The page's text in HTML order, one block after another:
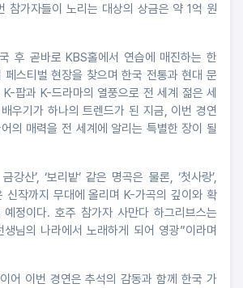
참가자들이 노리는 대상의 상금은 약 1억 원
후 곧바로 KBS홀에서 연습에 매진하는 한
스티벌 현장을 찾으며 한국 전통과 현대 문
팝과 K-드라마의 열풍으로 전 세계 젊은 세
우기가 하나의 트렌드가 된 지금, 이번 경연
의 매력을 전 세계에 알리는 특별한 장이 될
강산’, ‘보리밭’ 같은 명곡은 물론, ‘첫사랑’,
신작까지 무대에 올리며 K-가곡의 깊이와 확
정이다. 호주 참가자 사만다 하그리브스는
님의 나라에서 노래하게 되어 영광”이라며
어 이번 경연은 추석의 감동과 함께 한국 가